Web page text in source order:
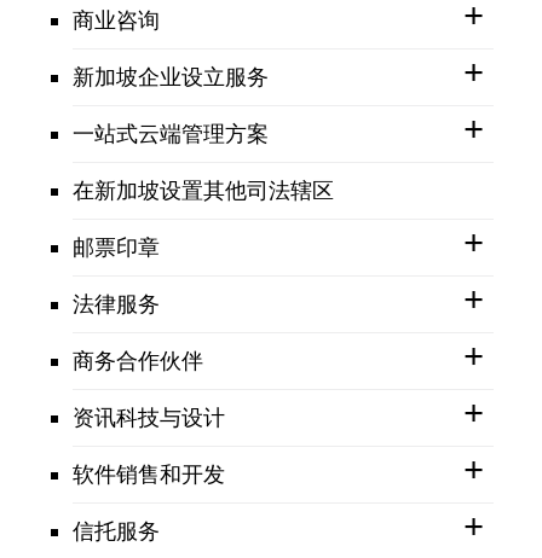
商业咨询
新加坡企业设立服务
一站式云端管理方案
在新加坡设置其他司法辖区
邮票印章
法律服务
商务合作伙伴
资讯科技与设计
软件销售和开发
信托服务